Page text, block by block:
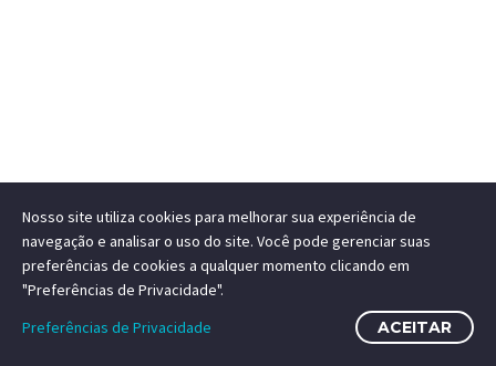
Nosso site utiliza cookies para melhorar sua experiência de
navegação e analisar o uso do site. Você pode gerenciar suas
preferências de cookies a qualquer momento clicando em
"Preferências de Privacidade".
Preferências de Privacidade
ACEITAR